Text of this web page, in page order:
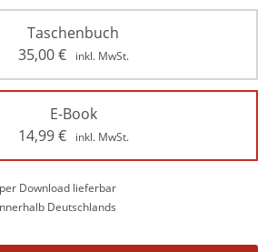
Taschenbuch
35,00€ inkl. MwSt.
E-Book
14,99€ inkl. MwSt.
Download lieferbar
Deutschlands